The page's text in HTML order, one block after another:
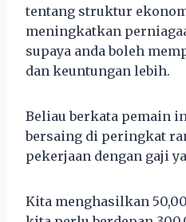
tentang struktur
meningkatkan
supaya anda boleh
dan keuntungan lebih.
Beliau berkata pemain
bersaing di peringkat
pekerjaan dengan gaji
Kita menghasilkan